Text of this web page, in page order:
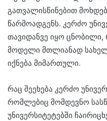
გათვალისწინებით
წარმოადგენს. კერძო
თავიდანვე იყო ცნობილი,
მოდელი მთლიანად
იქნება მიმართული.
რაც შეეხება კერძო
რომლებიც მომდევნო
უნივერსიტეტებში